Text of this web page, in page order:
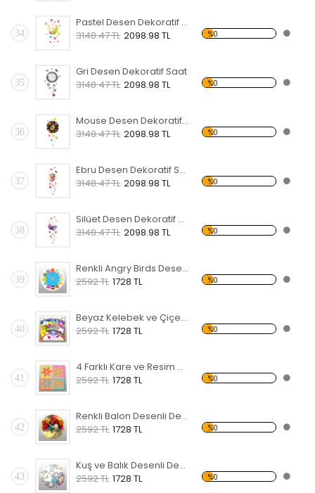
34
Pastel Desen Dekoratif Saat
3148.47 TL 2098.98 TL %0
35
Gri Desen Dekoratif Saat
3148.47 TL 2098.98 TL %0
36
Mouse Desen Dekoratif Saat
3148.47 TL 2098.98 TL %0
37
Ebru Desen Dekoratif Saat
3148.47 TL 2098.98 TL %0
38
Silüet Desen Dekoratif Saat
3148.47 TL 2098.98 TL %0
39
Renkli Angry Birds Desenli Dekoratif Duvar Saati
2592 TL 1728 TL %0
40
Beyaz Kelebek ve Çiçek Desenli Dekoratif Duvar Saati
2592 TL 1728 TL %0
41
4 Farklı Kare ve Resim Desenli Dekoratif Duvar Saati
2592 TL 1728 TL %0
42
Renkli Balon Desenli Dekoratif Duvar Saati
2592 TL 1728 TL %0
43
Kuş ve Balık Desenli Dekoratif Duvar Saati
2592 TL 1728 TL %0